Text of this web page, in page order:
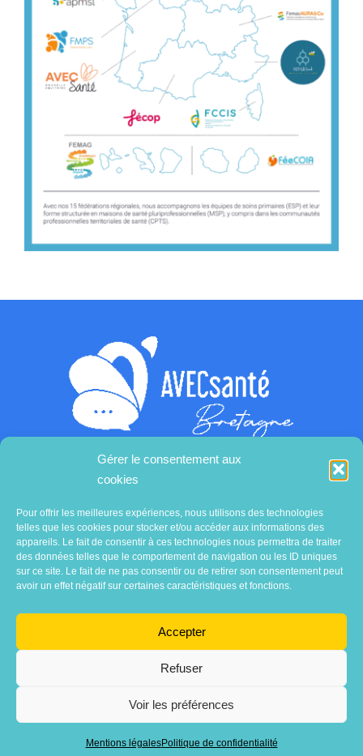
Gérer le consentement aux
cookies
Pour offrir les meilleures expériences, nous utilisons des technologies
telles que les cookies pour stocker et/ou accéder aux informations des
appareils. Le fait de consentir à ces technologies nous permettra de traiter
des données telles que le comportement de navigation ou les ID uniques
sur ce site. Le fait de ne pas consentir ou de retirer son consentement peut
avoir un effet négatif sur certaines caractéristiques et fonctions.
Accepter
Refuser
Voir les préférences
Mentions légalesPolitique de confidentialité
Contactez-nous
Association